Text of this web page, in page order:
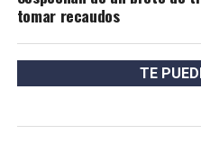
tomar recaudos
TE